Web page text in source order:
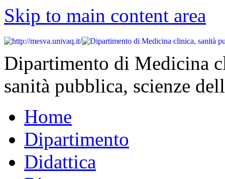
Skip to main content area
Dipartimento di Medicina
sanità pubblica, scienze
Home
Dipartimento
Didattica